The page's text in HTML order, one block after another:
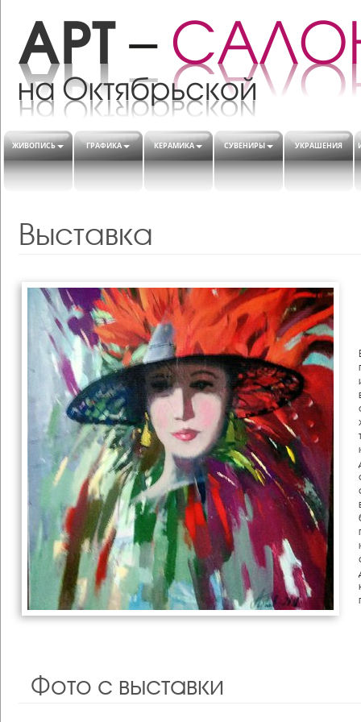
ЖИВОПИСЬ ГРАФИКА КЕРАМИКА СУВЕНИРЫ УКРАШЕНИЯ
Выставка
Фото с выставки